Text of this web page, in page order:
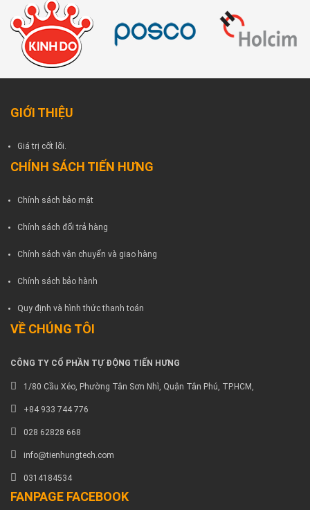
GIỚI THIỆU
Giá trị cốt lõi.
CHÍNH SÁCH TIẾN HƯNG
Chính sách bảo mật
Chính sách đổi trả hàng
Chính sách vận chuyển và giao hàng
Chính sách bảo hành
Quy định và hình thức thanh toán
VỀ CHÚNG TÔI
CÔNG TY CỔ PHẦN TỰ ĐỘNG TIẾN HƯNG
1/80 Cầu Xéo, Phường Tân Sơn Nhì, Quận Tân Phú, TP.HCM,
+84 933 744 776
028 62828 668
info@tienhungtech.com
0314184534
FANPAGE FACEBOOK